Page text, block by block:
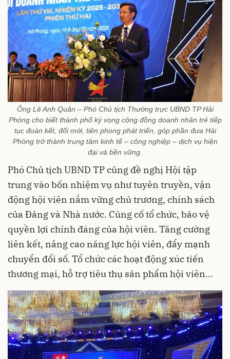
Ông Lê Anh Quân – Phó Chủ tịch Thường trực UBND TP Hải
Phòng cho biết thành phố kỳ vọng cộng đồng doanh nhân trẻ tiếp
tục đoàn kết, đổi mới, tiên phong phát triển, góp phần đưa Hải
Phòng trở thành trung tâm kinh tế – công nghiệp – dịch vụ hiện
đại và bền vững.
Phó Chủ tịch UBND TP cũng đề nghị Hội tập
trung vào bốn nhiệm vụ như tuyên truyền, vận
động hội viên nắm vững chủ trương, chính sách
của Đảng và Nhà nước. Củng cố tổ chức, bảo vệ
quyền lợi chính đáng của hội viên. Tăng cường
liên kết, nâng cao năng lực hội viên, đẩy mạnh
chuyển đổi số. Tổ chức các hoạt động xúc tiến
thương mại, hỗ trợ tiêu thụ sản phẩm hội viên…